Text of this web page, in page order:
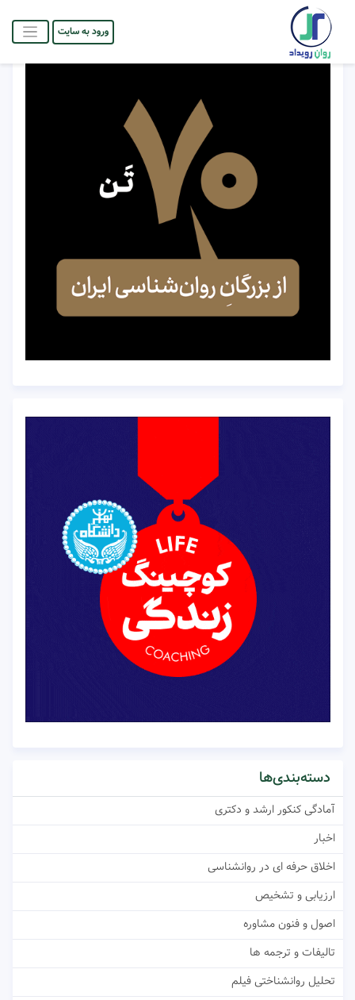
ورود به سایت
دسته‌بندی‌ها
آمادگی کنکور ارشد و دکتری
اخبار
اخلاق حرفه ای در روانشناسی
ارزیابی و تشخیص
اصول و فنون مشاوره
تالیفات و ترجمه ها
تحلیل روانشناختی فیلم